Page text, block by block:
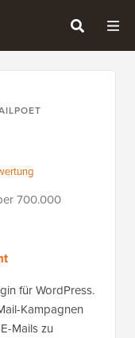
700.000
für WordPress.
Kampagnen
Mails zu